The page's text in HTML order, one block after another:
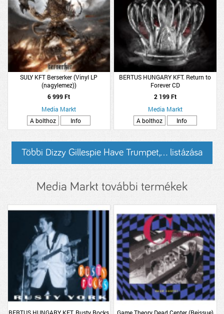
SULY KFT Berserker (Vinyl LP
(nagylemez))
6 999 Ft
Media Markt
A bolthoz
Info
BERTUS HUNGARY KFT. Return to
Forever CD
2 199 Ft
Media Markt
A bolthoz
Info
Többi Dizzy Gillespie Have Trumpet,... listázása
Media Markt további termékek
BERTUS HUNGARY KFT. Rusty Rocks Game Theory Dead Center (Reissue)